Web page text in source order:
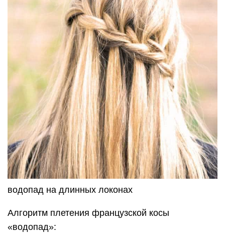
водопад на длинных локонах
Алгоритм плетения французской косы
«водопад»: